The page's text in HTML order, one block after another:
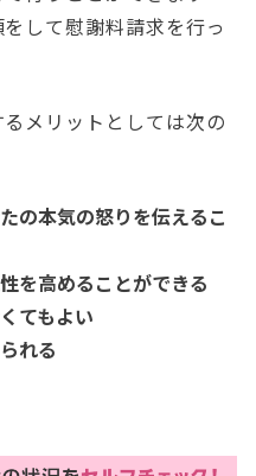
して慰謝料請求を行っ
メリットとしては次の
の本気の怒りを伝えるこ
を高めることができる
てもよい
れる